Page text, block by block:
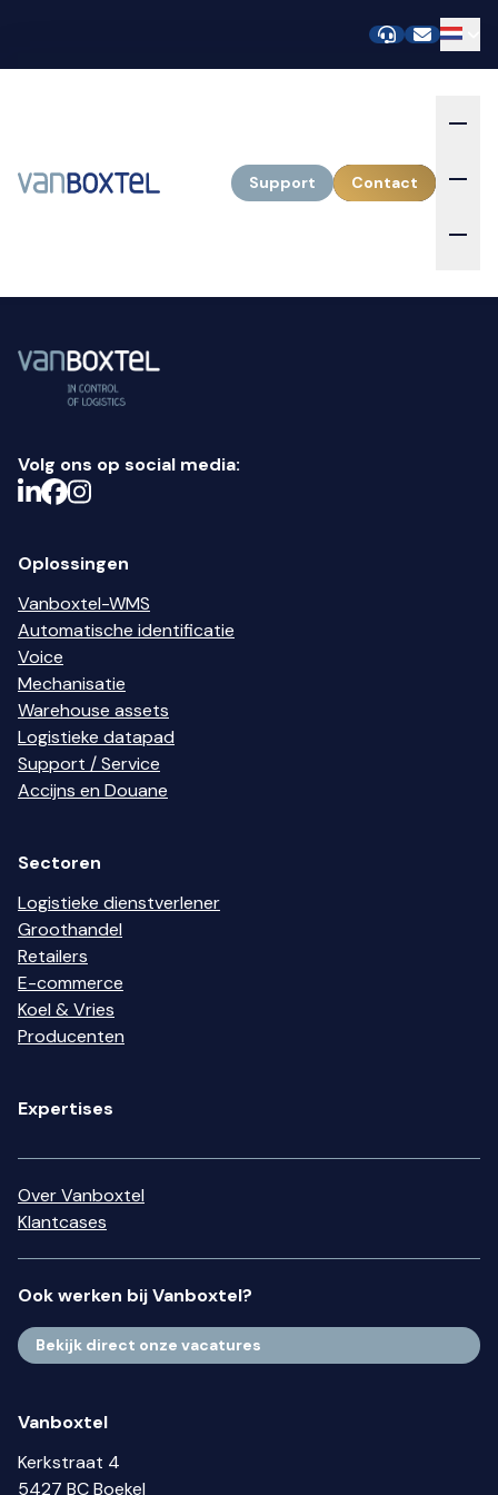
Support Contact
Volg ons op social media:
Oplossingen
Vanboxtel-WMS
Automatische identificatie
Voice
Mechanisatie
Warehouse assets
Logistieke datapad
Support / Service
Accijns en Douane
Sectoren
Logistieke dienstverlener
Groothandel
Retailers
E-commerce
Koel & Vries
Producenten
Expertises
Over Vanboxtel
Klantcases
Ook werken bij Vanboxtel?
Bekijk direct onze vacatures
Vanboxtel
Kerkstraat 4
5427 BC Boekel